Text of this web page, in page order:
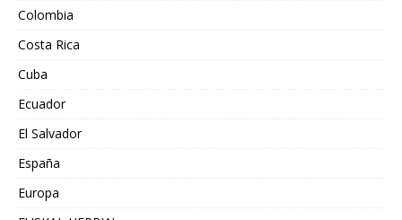
Colombia
Costa Rica
Cuba
Ecuador
El Salvador
España
Europa